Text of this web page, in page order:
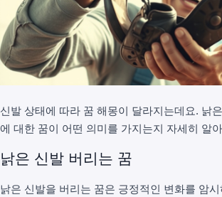
신발 상태에 따라 꿈 해몽이 달라지는데요. 낡
에 대한 꿈이 어떤 의미를 가지는지 자세히 알
낡은 신발 버리는 꿈
낡은 신발을 버리는 꿈은 긍정적인 변화를 암